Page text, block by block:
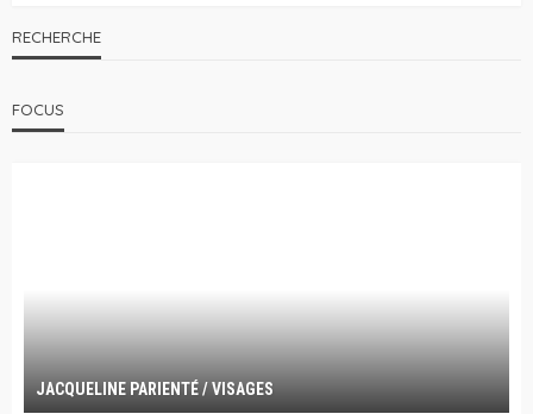
RECHERCHE
FOCUS
JACQUELINE PARIENTÉ / VISAGES